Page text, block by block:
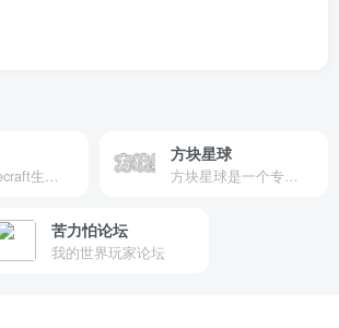
专注于Minecraft生态建设
方块星球
方块星球是一个专注于我的世界的中文论坛，提供丰富的资源分享、玩家交流和创意展示，包括地图、皮肤、数据包等内容，打造Minecraft玩家的专属社区乐园！
苦力怕论坛
我的世界玩家论坛